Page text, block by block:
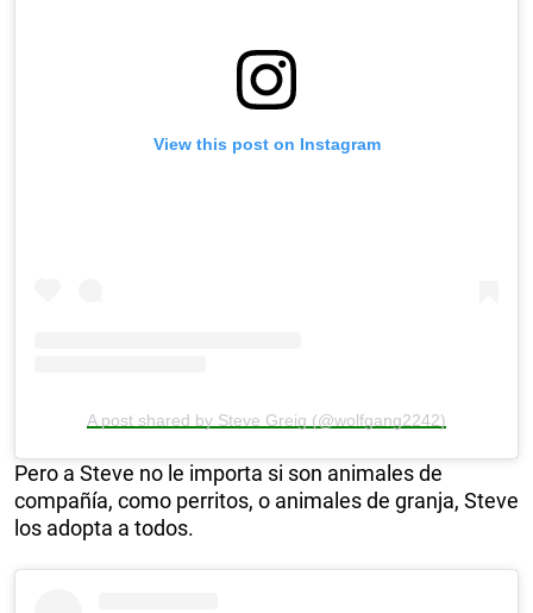
View this post on Instagram
A post shared by Steve Greig (@wolfgang2242)
Pero a Steve no le importa si son animales de
compañía, como perritos, o animales de granja, Steve
los adopta a todos.